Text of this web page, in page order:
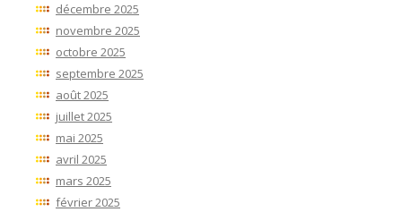
décembre 2025
novembre 2025
octobre 2025
septembre 2025
août 2025
juillet 2025
mai 2025
avril 2025
mars 2025
février 2025